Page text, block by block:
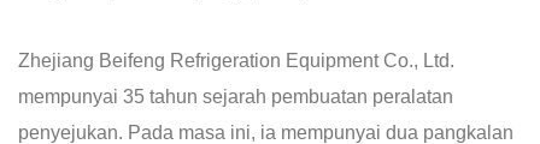
Zhejiang Beifeng Refrigeration Equipment Co., Ltd.
mempunyai 35 tahun sejarah pembuatan peralatan
penyejukan. Pada masa ini, ia mempunyai dua pangkalan